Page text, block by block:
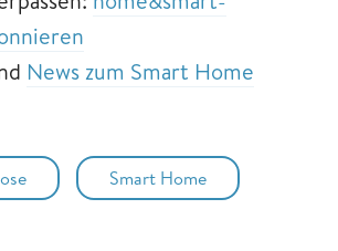
News zum Smart Home
Smart Home